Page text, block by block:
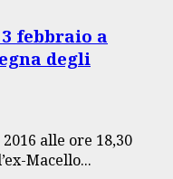
febbraio a
degli
alle ore 18,30
Macello...